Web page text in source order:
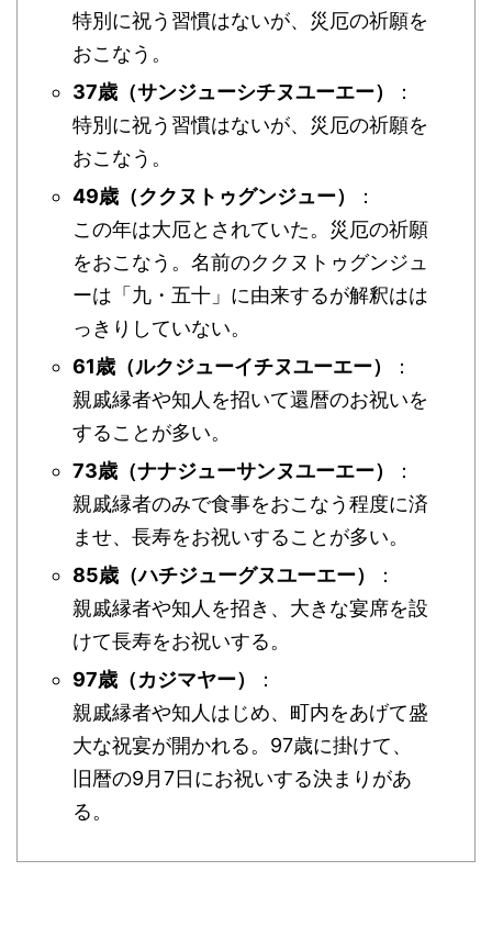
特別に祝う習慣はないが、災厄の祈願を
おこなう。
37歳（サンジューシチヌユーエー）
：
特別に祝う習慣はないが、災厄の祈願を
おこなう。
49歳（ククヌトゥグンジュー）
：
この年は大厄とされていた。災厄の祈願
をおこなう。名前のククヌトゥグンジュ
ーは「九・五十」に由来するが解釈はは
っきりしていない。
61歳（ルクジューイチヌユーエー）
：
親戚縁者や知人を招いて還暦のお祝いを
することが多い。
73歳（ナナジューサンヌユーエー）
：
親戚縁者のみで食事をおこなう程度に済
ませ、長寿をお祝いすることが多い。
85歳（ハチジューグヌユーエー）
：
親戚縁者や知人を招き、大きな宴席を設
けて長寿をお祝いする。
97歳（カジマヤー）
：
親戚縁者や知人はじめ、町内をあげて盛
大な祝宴が開かれる。97歳に掛けて、
旧暦の9月7日にお祝いする決まりがあ
る。